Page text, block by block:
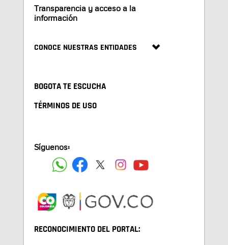
Transparencia y acceso a la
información
CONOCE NUESTRAS ENTIDADES
BOGOTA TE ESCUCHA
TÉRMINOS DE USO
Síguenos:
RECONOCIMIENTO DEL PORTAL: